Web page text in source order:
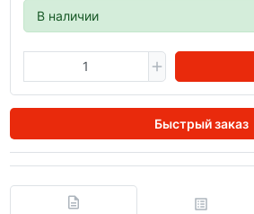
В наличии
Быстрый заказ